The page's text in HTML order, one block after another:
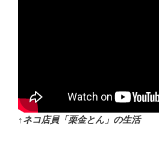
↑ネコ店員「栗金とん」の生活